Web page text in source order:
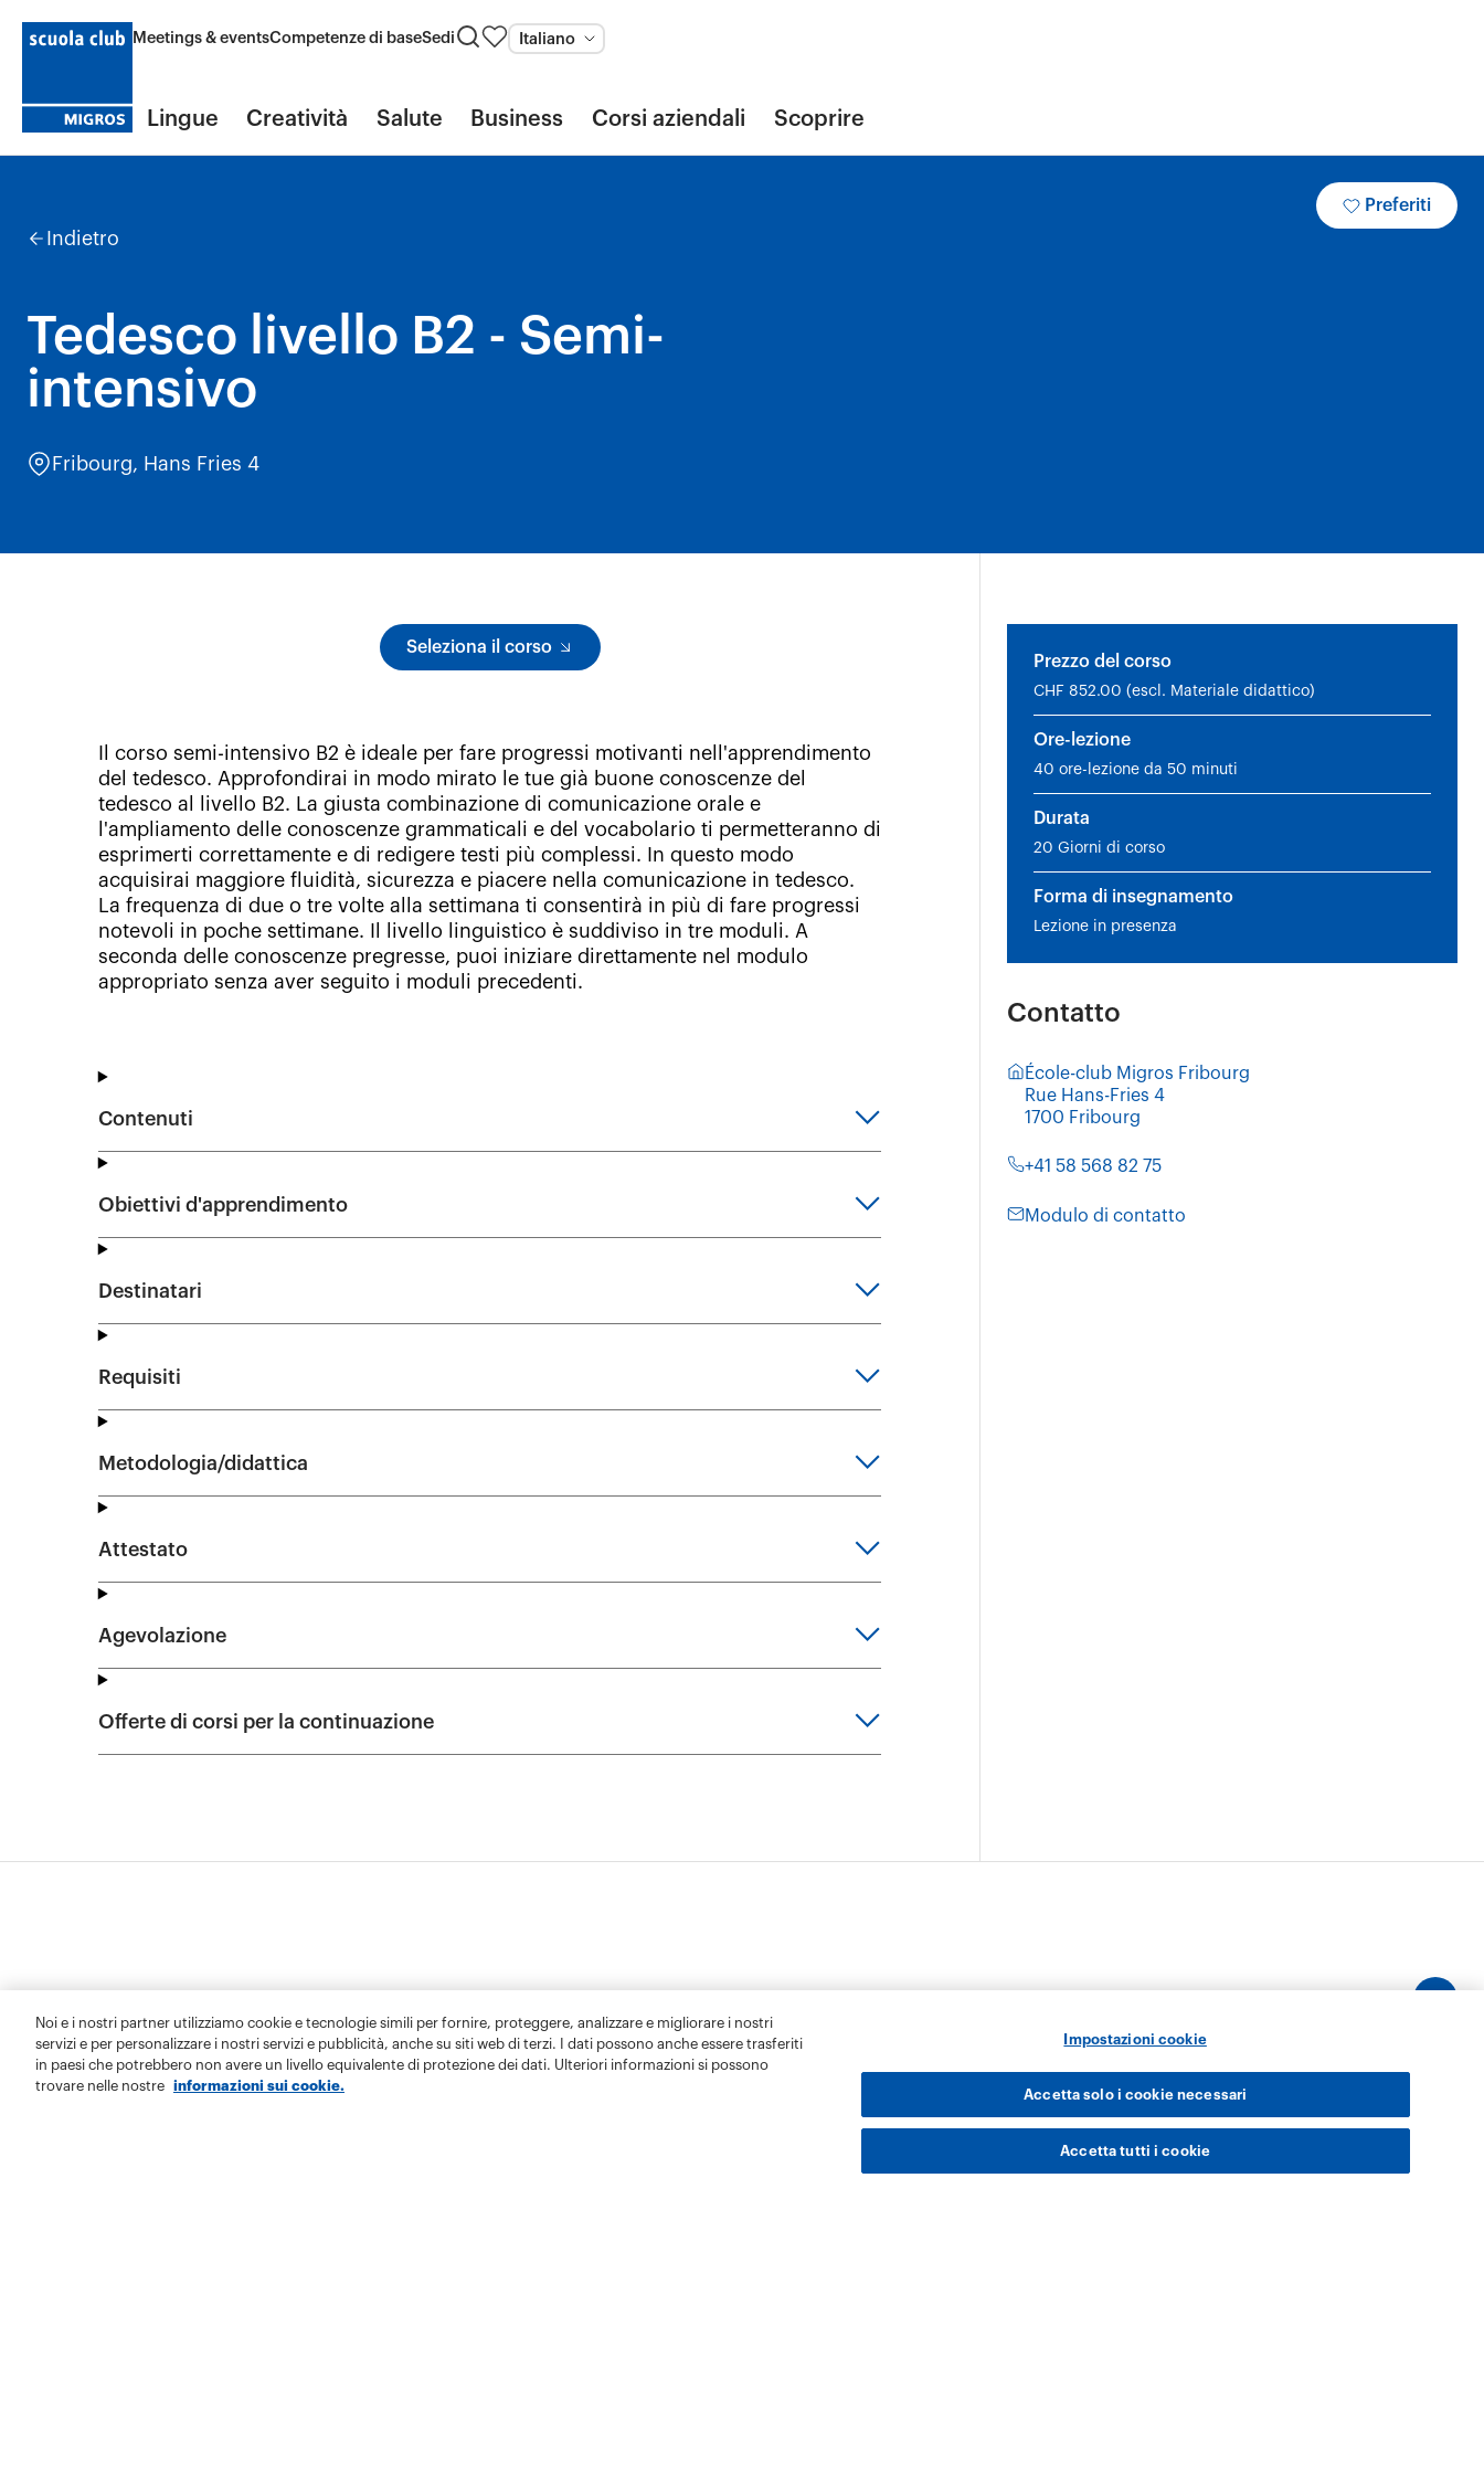
Noi e i nostri partner utilizziamo cookie e tecnologie simili per fornire, proteggere, analizzare e migliorare i nostri
servizi e per personalizzare i nostri servizi e pubblicità, anche su siti web di terzi. I dati possono anche essere trasferiti
in paesi che potrebbero non avere un livello equivalente di protezione dei dati. Ulteriori informazioni si possono
trovare nelle nostre
informazioni sui cookie.
Impostazioni cookie
Accetta solo i cookie necessari
Accetta tutti i cookie